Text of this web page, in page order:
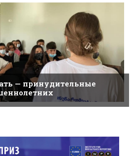
— принудительные